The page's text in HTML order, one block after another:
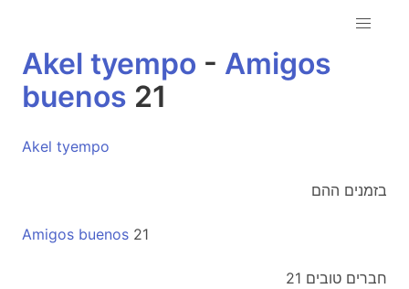
Akel tyempo - Amigos
buenos 21
Akel tyempo
בזמנים ההם
Amigos buenos 21
חברים טובים 21